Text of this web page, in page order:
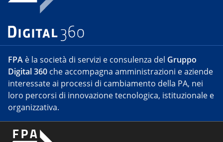
FPA è la società di servizi e consulenza del Gruppo
Digital 360 che accompagna amministrazioni e aziende
interessate ai processi di cambiamento della PA, nei
loro percorsi di innovazione tecnologica, istituzionale e
organizzativa.